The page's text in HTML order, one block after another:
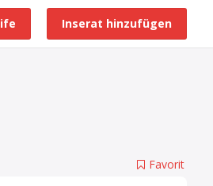
Inserat hinzufügen
Favorit